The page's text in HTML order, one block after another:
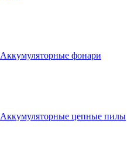
Аккумуляторные фонари
Аккумуляторные цепные пилы